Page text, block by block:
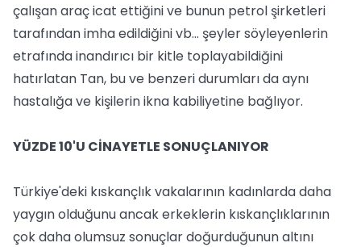
çalışan araç icat ettiğini ve bunun petrol şirketleri
tarafından imha edildiğini vb... şeyler söyleyenlerin
etrafında inandırıcı bir kitle toplayabildiğini
hatırlatan Tan, bu ve benzeri durumları da aynı
hastalığa ve kişilerin ikna kabiliyetine bağlıyor.
YÜZDE 10'U CİNAYETLE SONUÇLANIYOR
Türkiye'deki kıskançlık vakalarının kadınlarda daha
yaygın olduğunu ancak erkeklerin kıskançlıklarının
çok daha olumsuz sonuçlar doğurduğunun altını